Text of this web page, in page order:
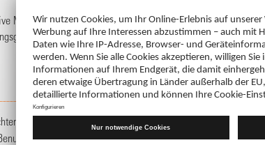
Materialien, die Sie für
nutzen können.
Sie
Sie
sich an Mitglieder medizinischer Fachkreise
oder Ihrem DocCheck Account ein.